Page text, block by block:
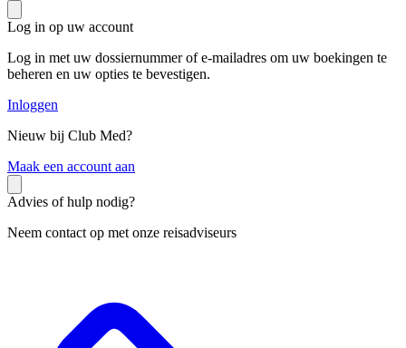
Log in op uw account
Log in met uw dossiernummer of e-mailadres om uw boekingen te
beheren en uw opties te bevestigen.
Inloggen
Nieuw bij Club Med?
Maak een account aan
Advies of hulp nodig?
Neem contact op met onze reisadviseurs